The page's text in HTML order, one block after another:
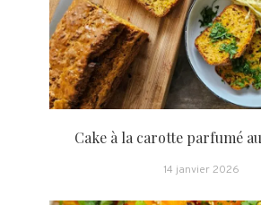
Cake à la carotte parfumé
14 janvier 2026